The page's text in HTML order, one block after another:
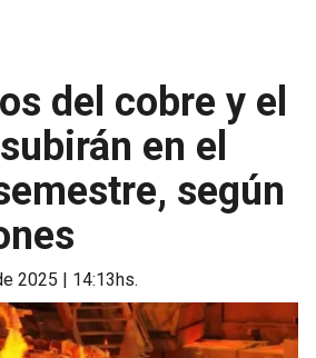
del cobre y el
en el
según
2025 | 14:13hs.